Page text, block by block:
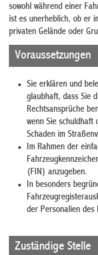
sowohl während einer
ist es unerheblich, ob er
privaten Gelände oder
Voraussetzungen
Sie erklären und
glaubhaft, dass Sie
Rechtsansprüche
wenn Sie schuldhaft
Schaden im
Im Rahmen der
(FIN) anzugeben.
In besonders
der Personalien des
Zuständige Stelle